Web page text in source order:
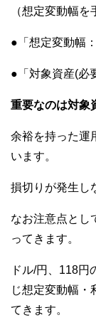
（想定変動幅を
●「想定変動幅
●「対象資産(必
重要なのは対象
余裕を持った運
います。
損切りが発生し
なお注意点とし
ってきます。
ドル/円、118円
じ想定変動幅・
てきます。